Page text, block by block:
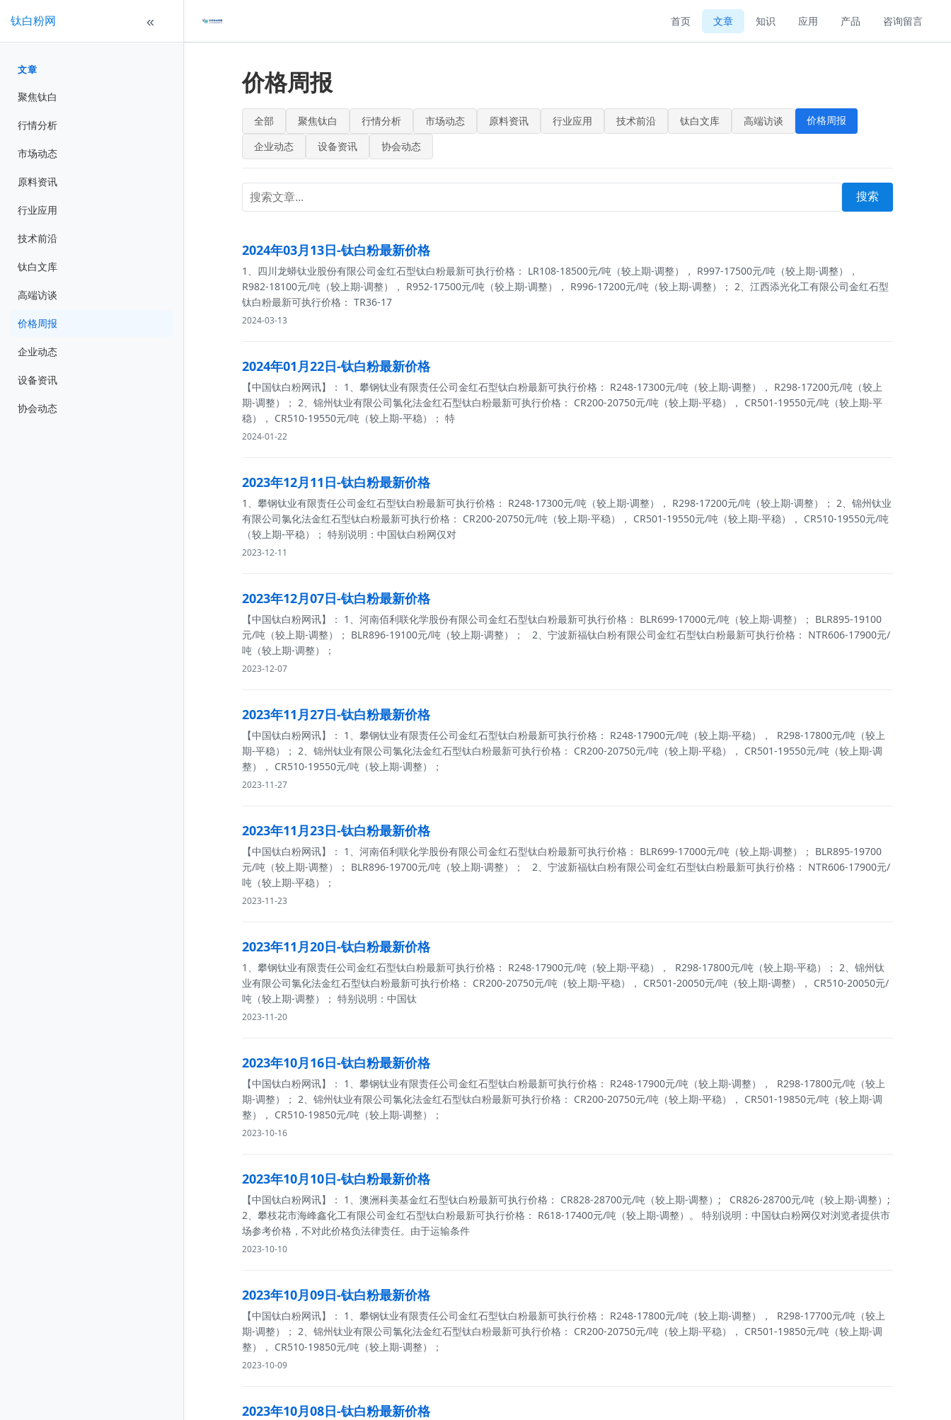
钛白粉网 «
文章
聚焦钛白
行情分析
市场动态
原料资讯
行业应用
技术前沿
钛白文库
高端访谈
价格周报
企业动态
设备资讯
协会动态
首页 文章 知识 应用 产品 咨询留言
价格周报
全部 聚焦钛白 行情分析 市场动态 原料资讯 行业应用 技术前沿 钛白文库 高端访谈
价格周报
企业动态
设备资讯 协会动态
搜索
2024年03月13日-钛白粉最新价格
1、四川龙蟒钛业股份有限公司金红石型钛白粉最新可执行价格： LR108-18500元/吨（较上期-调整）， R997-17500元/吨（较上期-调整），
R982-18100元/吨（较上期-调整）， R952-17500元/吨（较上期-调整）， R996-17200元/吨（较上期-调整）； 2、江西添光化工有限公司金红石型
钛白粉最新可执行价格： TR36-17
2024-03-13
2024年01月22日-钛白粉最新价格
【中国钛白粉网讯】： 1、攀钢钛业有限责任公司金红石型钛白粉最新可执行价格： R248-17300元/吨（较上期-调整）， R298-17200元/吨（较上
期-调整）； 2、锦州钛业有限公司氯化法金红石型钛白粉最新可执行价格： CR200-20750元/吨（较上期-平稳）， CR501-19550元/吨（较上期-平
稳）， CR510-19550元/吨（较上期-平稳）； 特
2024-01-22
2023年12月11日-钛白粉最新价格
1、攀钢钛业有限责任公司金红石型钛白粉最新可执行价格： R248-17300元/吨（较上期-调整）， R298-17200元/吨（较上期-调整）； 2、锦州钛业
有限公司氯化法金红石型钛白粉最新可执行价格： CR200-20750元/吨（较上期-平稳）， CR501-19550元/吨（较上期-平稳）， CR510-19550元/吨
（较上期-平稳）； 特别说明：中国钛白粉网仅对
2023-12-11
2023年12月07日-钛白粉最新价格
【中国钛白粉网讯】： 1、河南佰利联化学股份有限公司金红石型钛白粉最新可执行价格： BLR699-17000元/吨（较上期-调整）； BLR895-19100
元/吨（较上期-调整）； BLR896-19100元/吨（较上期-调整）； 2、宁波新福钛白粉有限公司金红石型钛白粉最新可执行价格： NTR606-17900元/
吨（较上期-调整）；
2023-12-07
2023年11月27日-钛白粉最新价格
【中国钛白粉网讯】： 1、攀钢钛业有限责任公司金红石型钛白粉最新可执行价格： R248-17900元/吨（较上期-平稳）， R298-17800元/吨（较上
期-平稳）； 2、锦州钛业有限公司氯化法金红石型钛白粉最新可执行价格： CR200-20750元/吨（较上期-平稳）， CR501-19550元/吨（较上期-调
整）， CR510-19550元/吨（较上期-调整）；
2023-11-27
2023年11月23日-钛白粉最新价格
【中国钛白粉网讯】： 1、河南佰利联化学股份有限公司金红石型钛白粉最新可执行价格： BLR699-17000元/吨（较上期-调整）； BLR895-19700
元/吨（较上期-调整）； BLR896-19700元/吨（较上期-调整）； 2、宁波新福钛白粉有限公司金红石型钛白粉最新可执行价格： NTR606-17900元/
吨（较上期-平稳）；
2023-11-23
2023年11月20日-钛白粉最新价格
1、攀钢钛业有限责任公司金红石型钛白粉最新可执行价格： R248-17900元/吨（较上期-平稳）， R298-17800元/吨（较上期-平稳）； 2、锦州钛
业有限公司氯化法金红石型钛白粉最新可执行价格： CR200-20750元/吨（较上期-平稳）， CR501-20050元/吨（较上期-调整）， CR510-20050元/
吨（较上期-调整）； 特别说明：中国钛
2023-11-20
2023年10月16日-钛白粉最新价格
【中国钛白粉网讯】： 1、攀钢钛业有限责任公司金红石型钛白粉最新可执行价格： R248-17900元/吨（较上期-调整）， R298-17800元/吨（较上
期-调整）； 2、锦州钛业有限公司氯化法金红石型钛白粉最新可执行价格： CR200-20750元/吨（较上期-平稳）， CR501-19850元/吨（较上期-调
整）， CR510-19850元/吨（较上期-调整）；
2023-10-16
2023年10月10日-钛白粉最新价格
【中国钛白粉网讯】： 1、澳洲科美基金红石型钛白粉最新可执行价格： CR828-28700元/吨（较上期-调整）; CR826-28700元/吨（较上期-调整）;
2、攀枝花市海峰鑫化工有限公司金红石型钛白粉最新可执行价格： R618-17400元/吨（较上期-调整）。 特别说明：中国钛白粉网仅对浏览者提供市
场参考价格，不对此价格负法律责任。由于运输条件
2023-10-10
2023年10月09日-钛白粉最新价格
【中国钛白粉网讯】： 1、攀钢钛业有限责任公司金红石型钛白粉最新可执行价格： R248-17800元/吨（较上期-调整）， R298-17700元/吨（较上
期-调整）； 2、锦州钛业有限公司氯化法金红石型钛白粉最新可执行价格： CR200-20750元/吨（较上期-平稳）， CR501-19850元/吨（较上期-调
整）， CR510-19850元/吨（较上期-调整）；
2023-10-09
2023年10月08日-钛白粉最新价格